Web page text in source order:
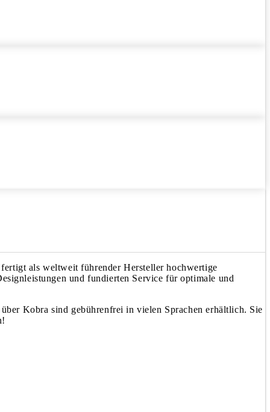
als weltweit führender Hersteller hochwertige
und fundierten Service für optimale und
Kobra sind gebührenfrei in vielen Sprachen erhältlich. Sie